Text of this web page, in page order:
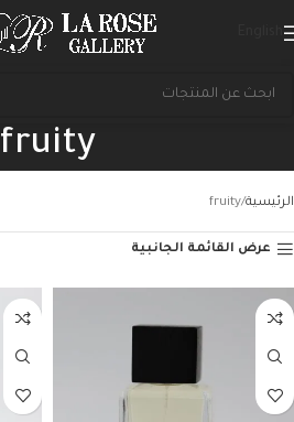
fruity
الرئيسية fruity
عرض القائمة الجانبية